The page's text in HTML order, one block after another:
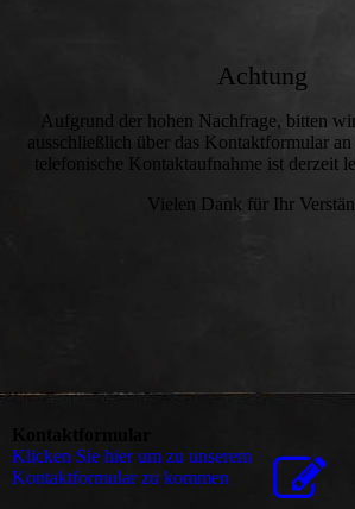
Achtung
Aufgrund der hohen Nachfrage, bitten
ausschließlich über das Kontaktformular
telefonische Kontaktaufnahme ist derzeit
Vielen Dank für Ihr
Klicken Sie hier um zu unserem
Kon­takt­for­mu­lar zu kommen